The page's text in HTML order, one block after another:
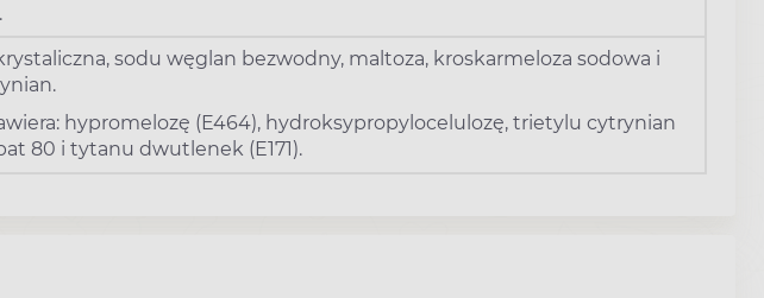
sodu węglan bezwodny, maltoza, kroskarmeloza sodowa i
hypromelozę (E464), hydroksypropylocelulozę, trietylu cytrynian
80 i tytanu dwutlenek (E171).